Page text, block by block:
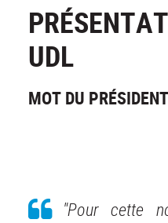
UDL
MOT DU PRÉSIDENT
"Pour cette